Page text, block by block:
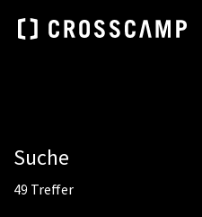
Suche
49 Treffer